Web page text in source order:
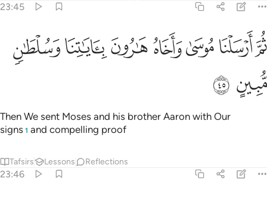
23:45
ثم ارسلنا موسى واخاه هارون باياتنا وسلطان مبين ٤٥
ثُمَّ أَرْسَلْنَا مُوسَىٰ وَأَخَاهُ هَـٰرُونَ بِـَٔايَـٰتِنَا وَسُلْطَـٰنٍۢ مُّبِينٍ ٤٥
ﱠﱡﱢﱣﱤﱥﱦ
ﱧ ﱨ
Then We sent Moses and his brother Aaron with Our
signs 1 and compelling proof
Tafsirs Lessons Reflections
23:46